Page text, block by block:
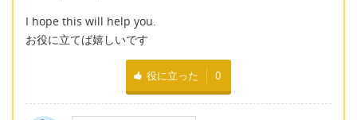
I hope this will help you.
お役に立てば嬉しいです
役に立った 0